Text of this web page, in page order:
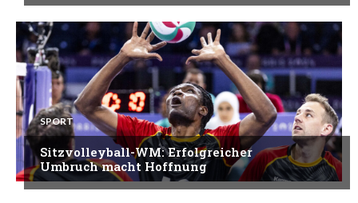
SPORT
Sitzvolleyball-WM: Erfolgreicher
Umbruch macht Hoffnung